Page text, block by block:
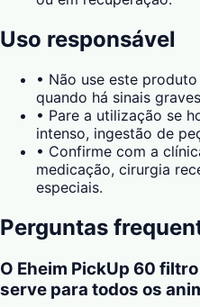
Uso responsável
• Não use este
quando há sinais
• Pare a utilização se
intenso, ingestão de
• Confirme com a
medicação, cirurgia
especiais.
Perguntas
O Eheim PickUp 60
serve para todos os